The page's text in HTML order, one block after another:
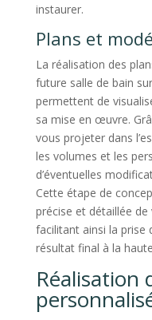
instaurer.
Plans et
La réalisation des
future salle de bain
permettent de
sa mise en œuvre.
vous projeter dans
les volumes et les
d’éventuelles
Cette étape de
précise et détaillée
facilitant ainsi la prise
résultat final à la
Réalisation